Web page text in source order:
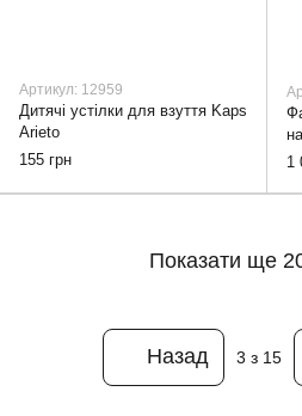
Артикул: 12959
Дитячі устілки для взуття Kaps
Arieto
155 грн
1
Показати ще
Назад 3 з 15